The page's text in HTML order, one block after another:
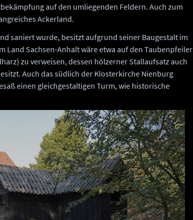
auf den umliegenden Feldern. Auch zum
Ackerland.
saniert wurde, besitzt aufgrund seiner Baugestalt im
Land Sachsen-Anhalt wäre etwa auf den Taubenpfeiler
zu verweisen, dessen hölzerner Stallaufsatz auch
Auch das südlich der Klosterkirche Nienburg
einen gleichgestaltigen Turm, wie historische